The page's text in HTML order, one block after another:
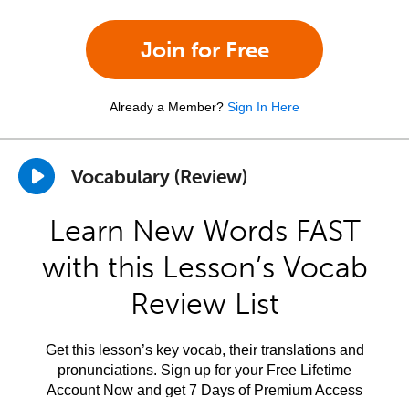
Join for Free
Already a Member? Sign In Here
Vocabulary (Review)
Learn New Words FAST
with this Lesson’s Vocab
Review List
Get this lesson’s key vocab, their translations and
pronunciations. Sign up for your Free Lifetime
Account Now and get 7 Days of Premium Access